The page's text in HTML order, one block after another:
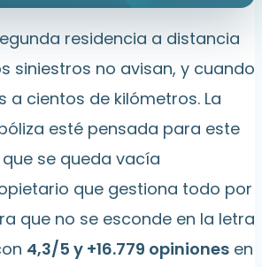
residencia a distancia
siniestros no avisan, y cuando
a cientos de kilómetros. La
esté pensada para este
se queda vacía
que gestiona todo por
que no se esconde en la letra
4,3/5 y +16.779 opiniones en